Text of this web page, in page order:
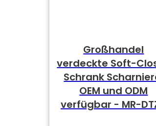
Großhandel
verdeckte Soft-
Schrank
OEM und ODM
verfügbar - MR-